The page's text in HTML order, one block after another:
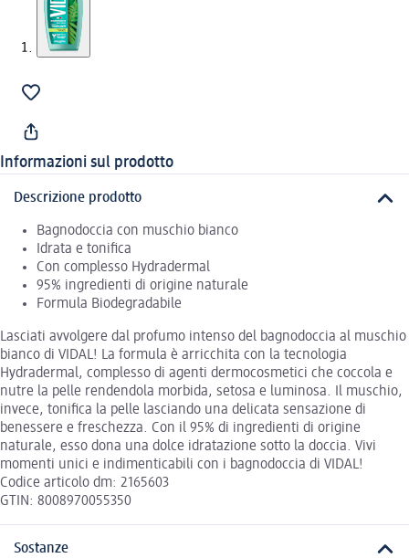
Informazioni sul prodotto
Descrizione prodotto
Bagnodoccia con muschio bianco
Idrata e tonifica
Con complesso Hydradermal
95% ingredienti di origine naturale
Formula Biodegradabile
Lasciati avvolgere dal profumo intenso del bagnodoccia al muschio
bianco di VIDAL! La formula è arricchita con la tecnologia
Hydradermal, complesso di agenti dermocosmetici che coccola e
nutre la pelle rendendola morbida, setosa e luminosa. Il muschio,
invece, tonifica la pelle lasciando una delicata sensazione di
benessere e freschezza. Con il 95% di ingredienti di origine
naturale, esso dona una dolce idratazione sotto la doccia. Vivi
momenti unici e indimenticabili con i bagnodoccia di VIDAL!
Codice articolo dm: 2165603
GTIN: 8008970055350
Sostanze